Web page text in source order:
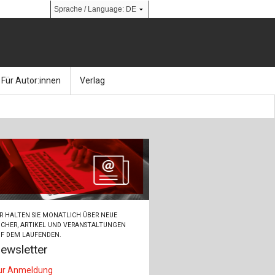
Social Media
Library
Für Autor:innen
Kalender
Zeitschriften
Verlag
Ansprechpartner:innen
So finden Sie uns
bauingenieur24 – Berufsportal
Ingenieurbaupreis
HALTEN SIE MONATLICH ÜBER NEUE
ARTIKEL UND VERANSTALTUNGEN
DEM LAUFENDEN.
Anmeldung